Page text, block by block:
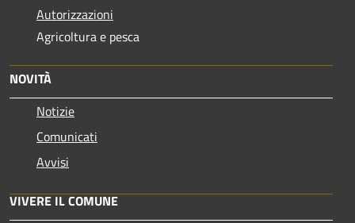
Autorizzazioni
Agricoltura e pesca
NOVITÀ
Notizie
Comunicati
Avvisi
VIVERE IL COMUNE